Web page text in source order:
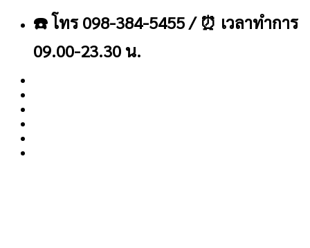
เนื้อหา
☎️ โทร 098-384-5455 / ⏰ เวลาทำการ
09.00-23.30 น.